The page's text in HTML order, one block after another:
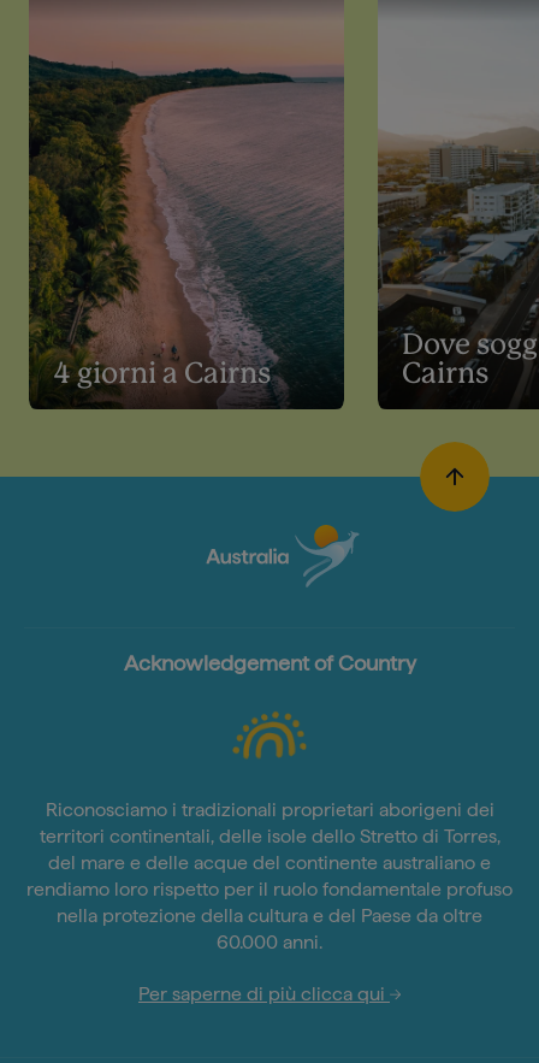
4 giorni a Cairns
Dove
Cairns
Acknowledgement of Country
Riconosciamo i tradizionali proprietari aborigeni dei
territori continentali, delle isole dello Stretto di Torres,
del mare e delle acque del continente australiano e
rendiamo loro rispetto per il ruolo fondamentale profuso
nella protezione della cultura e del Paese da oltre
60.000 anni.
Per saperne di più clicca qui